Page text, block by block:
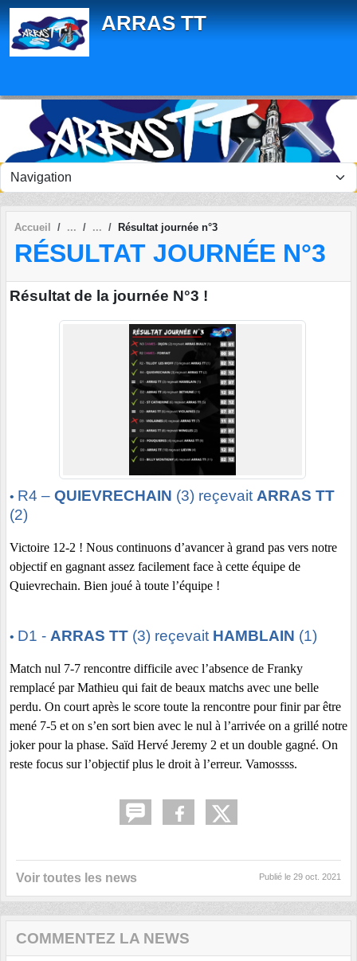
ARRAS TT
Accueil Résultat journée n°3
RÉSULTAT JOURNÉE N°3
Résultat de la journée N°3 !
• R4 – QUIEVRECHAIN (3) reçevait ARRAS TT
(2)
Victoire 12-2 ! Nous continuons d’avancer à grand pas vers notre
objectif en gagnant assez facilement face à cette équipe de
Quievrechain. Bien joué à toute l’équipe !
• D1 - ARRAS TT (3) reçevait HAMBLAIN (1)
Match nul 7-7 rencontre difficile avec l’absence de Franky
remplacé par Mathieu qui fait de beaux matchs avec une belle
perdu. On court après le score toute la rencontre pour finir par être
mené 7-5 et on s’en sort bien avec le nul à l’arrivée on a grillé notre
joker pour la phase. Saïd Hervé Jeremy 2 et un double gagné. On
reste focus sur l’objectif plus le droit à l’erreur. Vamossss.
Voir toutes les news Publié le 29 oct. 2021
COMMENTEZ LA NEWS
Panneau de gestion des cookies